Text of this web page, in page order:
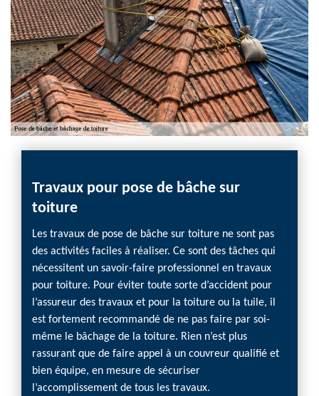
Travaux pour pose de bâche sur
toiture
Les travaux de pose de bâche sur toiture ne sont pas
des activités faciles à réaliser. Ce sont des tâches qui
nécessitent un savoir-faire professionnel en travaux
pour toiture. Pour éviter toute sorte d’accident pour
l’assureur des travaux et pour la toiture ou la tuile, il
est fortement recommandé de ne pas faire par soi-
même le bâchage de la toiture. Rien n’est plus
rassurant que de faire appel à un couvreur qualifié et
bien équipe, en mesure de sécuriser
l’accomplissement de tous les travaux.